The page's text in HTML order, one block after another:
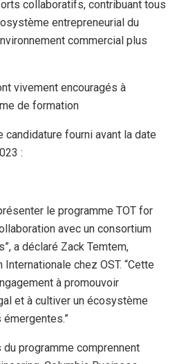
collaboratifs, contribuant tous
entrepreneurial du
commercial plus
vivement encouragés à
de formation
fourni avant la date
:
le programme TOT for
avec un consortium
a déclaré Zack Temtem,
chez OST. “Cette
à promouvoir
et à cultiver un écosystème
programme comprennent